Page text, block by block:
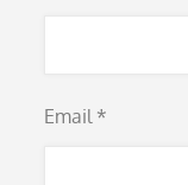
Email *